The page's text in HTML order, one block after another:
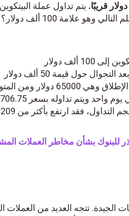
يتم تداول عملة البيتكوين
وصلت عملة البيتكوين إلى قيمة 57000 دولار في 27 فبراير بعد التجوال حول قيمة 50 ألف دولار
لأسابيع. إنها أقرب قيمة وصلت إليها لآخر قيمة عالية لها على الإطلاق وهي 65000
تتجاوز ذلك هذه المرة. ارتفع سعر البيتكوين بأكثر من 11٪ في يوم واحد ويتم تداوله
فقد ارتفع بأكثر من 209%.
للبنوك بشأن مخاطر العملات
الجيدة. تتجه العديد من العملات